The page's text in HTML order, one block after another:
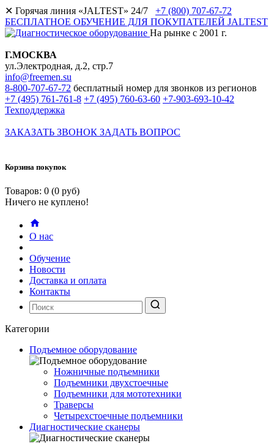
✕ Горячая линия «JALTEST» 24/7 +7 (800) 707-67-72
БЕСПЛАТНОЕ ОБУЧЕНИЕ ДЛЯ ПОКУПАТЕЛЕЙ JALTEST
На рынке с 2001 г.
Г.МОСКВА
ул.Электродная, д.2, стр.7
info@freemen.su
8-800-707-67-72 бесплатный номер для звонков из регионов
+7 (495) 761-761-8 +7 (495) 760-63-60 +7-903-693-10-42
Техподдержка
ЗАКАЗАТЬ ЗВОНОК ЗАДАТЬ ВОПРОС
Корзина покупок
Товаров: 0 (0 руб)
Ничего не куплено!
О нас
Обучение
Новости
Доставка и оплата
Контакты
Категории
Подъемное оборудование
Ножничные подъемники
Подъемники двухстоечные
Подъемники для мототехники
Траверсы
Четырехстоечные подъемники
Диагностические сканеры